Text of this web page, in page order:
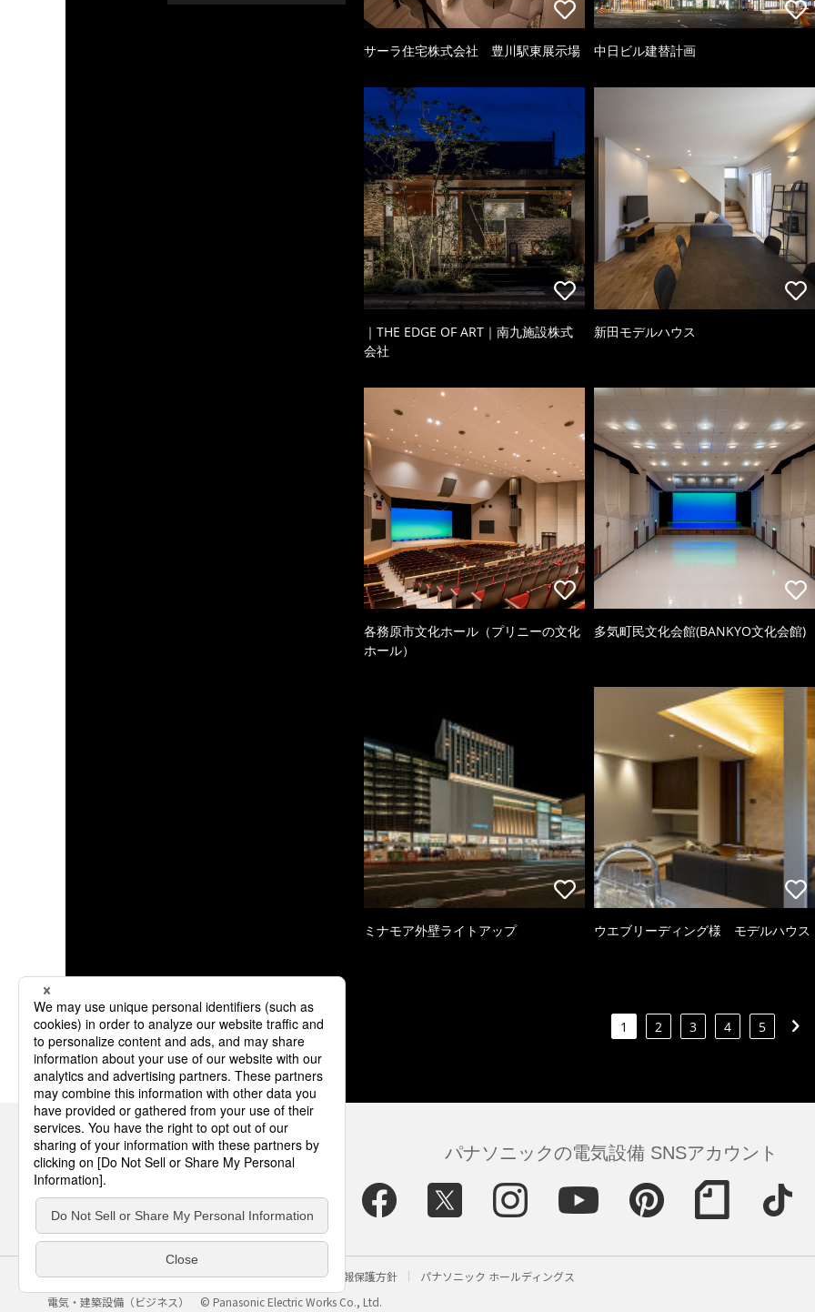
サーラ住宅株式会社 豊川駅東展示場 中日ビル建替計画
｜THE EDGE OF ART｜南九施設株式
会社
新田モデルハウス
各務原市文化ホール（プリニーの文化
ホール）
多気町民文化会館(BANKYO文化会館)
ミナモア外壁ライトアップ ウエブリーディング様 モデルハウス
1 2 3 4 5
パナソニックの電気設備 SNSアカウント
サイトのご利用にあたって クッキーポリシー 個人情報保護方針
パナソニック ホールディングス
電気・建築設備（ビジネス）
© Panasonic Electric Works Co., Ltd.